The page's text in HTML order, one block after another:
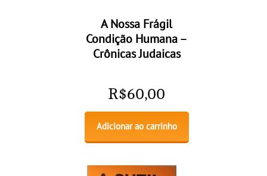
A Nossa Frágil
Condição Humana –
Crônicas Judaicas
R$60,00
Adicionar ao carrinho